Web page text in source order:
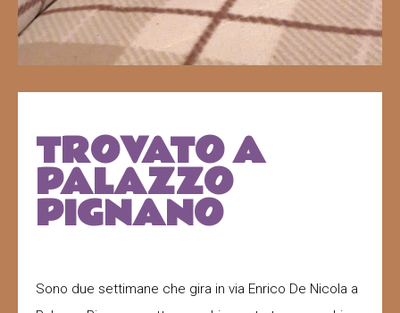
TROVATO A
PALAZZO
PIGNANO
Sono due settimane che gira in via Enrico De Nicola a